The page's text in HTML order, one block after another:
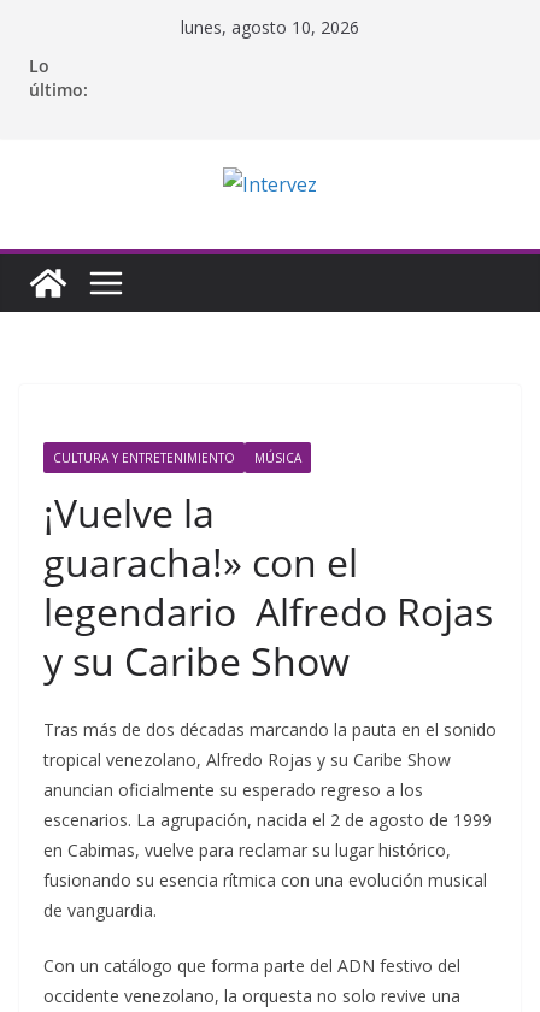
contenido
lunes, agosto 10, 2026
Lo
último:
CULTURA Y ENTRETENIMIENTO MÚSICA
¡Vuelve la
guaracha!» con el
legendario Alfredo Rojas
y su Caribe Show
Tras más de dos décadas marcando la pauta en el sonido
tropical venezolano, Alfredo Rojas y su Caribe Show
anuncian oficialmente su esperado regreso a los
escenarios. La agrupación, nacida el 2 de agosto de 1999
en Cabimas, vuelve para reclamar su lugar histórico,
fusionando su esencia rítmica con una evolución musical
de vanguardia.
Con un catálogo que forma parte del ADN festivo del
occidente venezolano, la orquesta no solo revive una